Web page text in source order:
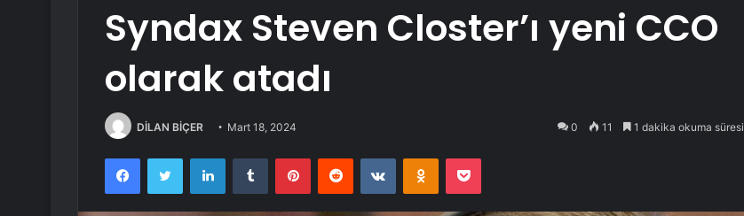
Syndax Steven Closter’ı yeni CCO
olarak atadı
DİLAN BİÇER Mart 18, 2024 0 11 1 dakika okuma süresi
FacebookTwitter LinkedInTumblr PinterestReddit VKontakteOdnoklassniki
Pocket